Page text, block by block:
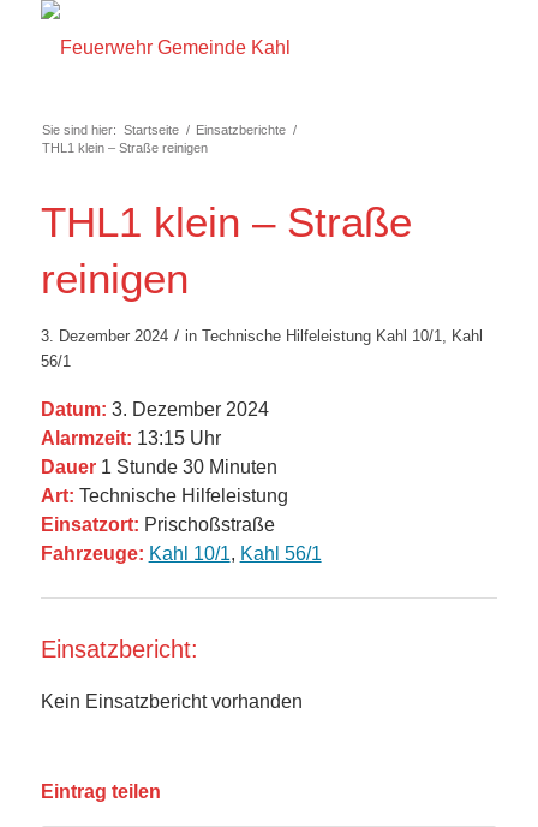
Sie sind hier: Startseite / Einsatzberichte /
THL1 klein – Straße reinigen
THL1 klein – Straße
reinigen
3. Dezember 2024 / in Technische Hilfeleistung Kahl 10/1, Kahl
56/1
Datum: 3. Dezember 2024
Alarmzeit: 13:15 Uhr
Dauer1 Stunde 30 Minuten
Art: Technische Hilfeleistung
Einsatzort: Prischoßstraße
Fahrzeuge: Kahl 10/1, Kahl 56/1
Einsatzbericht:
Kein Einsatzbericht vorhanden
Eintrag teilen